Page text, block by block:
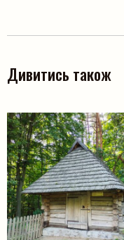
Дивитись також